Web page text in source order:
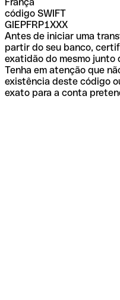
código SWIFT
GIEPFRP1XXX
Antes de iniciar uma
partir do seu banco,
exatidão do mesmo
Tenha em atenção que
existência deste código
exato para a conta